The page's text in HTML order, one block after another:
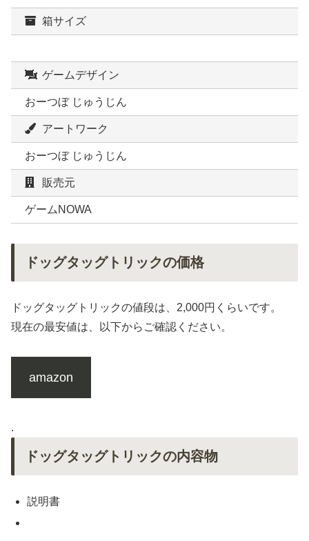
箱サイズ
ゲームデザイン
おーつぼ じゅうじん
アートワーク
おーつぼ じゅうじん
販売元
ゲームNOWA
ドッグタッグトリックの価格
ドッグタッグトリックの値段は、2,000円くらいです。
現在の最安値は、以下からご確認ください。
amazon
.
ドッグタッグトリックの内容物
説明書